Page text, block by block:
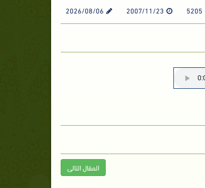
5205
2007/11/23
2026/08/06
المقال التالى